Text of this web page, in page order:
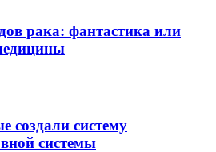
рака: фантастика или
создали систему
системы